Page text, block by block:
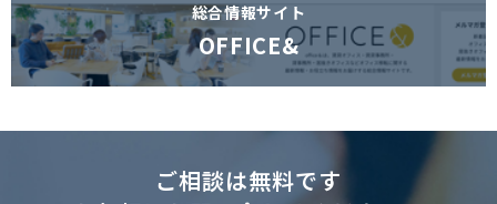
総合情報サイト
OFFICE&
ご相談は無料です